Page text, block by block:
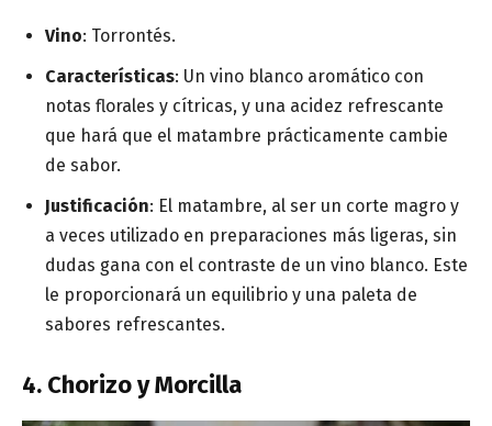
Vino: Torrontés.
Características: Un vino blanco aromático con
notas florales y cítricas, y una acidez refrescante
que hará que el matambre prácticamente cambie
de sabor.
Justificación: El matambre, al ser un corte magro y
a veces utilizado en preparaciones más ligeras, sin
dudas gana con el contraste de un vino blanco. Este
le proporcionará un equilibrio y una paleta de
sabores refrescantes.
4. Chorizo y Morcilla